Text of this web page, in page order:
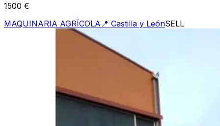
1500 €
MAQUINARIA AGRÍCOLA 📍 Castilla y LeónSELL